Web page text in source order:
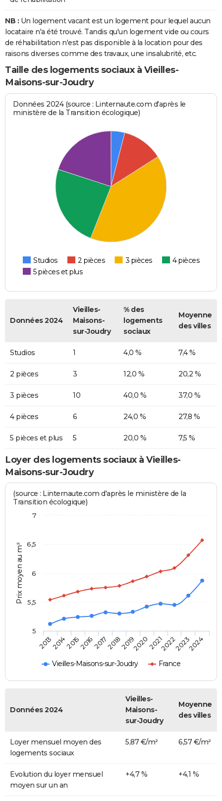
NB : Un logement vacant est un logement pour lequel aucun
locataire n'a été trouvé. Tandis qu'un logement vide ou cours
de réhabilitation n'est pas disponible à la location pour des
raisons diverses comme des travaux, une insalubrité, etc.
Taille des logements sociaux à Vieilles-
Maisons-sur-Joudry
Données 2024 (source : Linternaute.com d'après le
ministère de la Transition écologique)
Studios 2 pièces 3 pièces
4 pièces
5 pièces et plus
Données 2024
Vieilles-
Maisons-
sur-Joudry
% des
logements
sociaux
Moyenne
des villes
Studios 1 4,0 % 7,4 %
2 pièces 3 12,0 % 20,2 %
3 pièces 10 40,0 % 37,0 %
4 pièces 6 24,0 % 27,8 %
5 pièces et plus 5 20,0 % 7,5 %
Loyer des logements sociaux à Vieilles-
Maisons-sur-Joudry
Prix moyen au m²
(source : Linternaute.com d'après le ministère de la
Transition écologique)
Vieilles-Maisons-sur-Joudry France
201320142015201620172018201920202021202220232024
5
5,5
6
6,5
7
Données 2024
Vieilles-
Maisons-
sur-Joudry
Moyenne
des villes
Loyer mensuel moyen des
logements sociaux
5,87 €/m² 6,57 €/m²
Evolution du loyer mensuel
moyen sur un an
+4,7 % +4,1 %